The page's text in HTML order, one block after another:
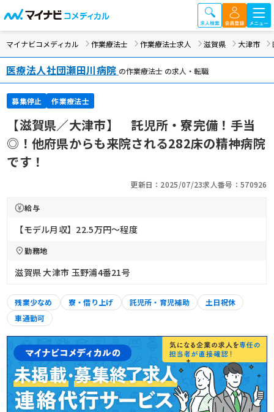
マイナビコメディカル 作業療法士 作業療法士求人 滋賀県 大津市
医療法人社団瀬田川病院 の作業療法士 の求人・転職
募集停止 作業療法士
【滋賀県／大津市】 託児所・寮完備！手当
◎！他府県からも来院される282床の精神病院
です！
更新日：2025/07/23求人番号：570926
給与
【モデル月収】22.5万円〜程度
勤務地
滋賀県 大津市 玉野浦4番21号
残業少なめ 寮・借り上げ 託児所・育児補助
土日祝休
車通勤可